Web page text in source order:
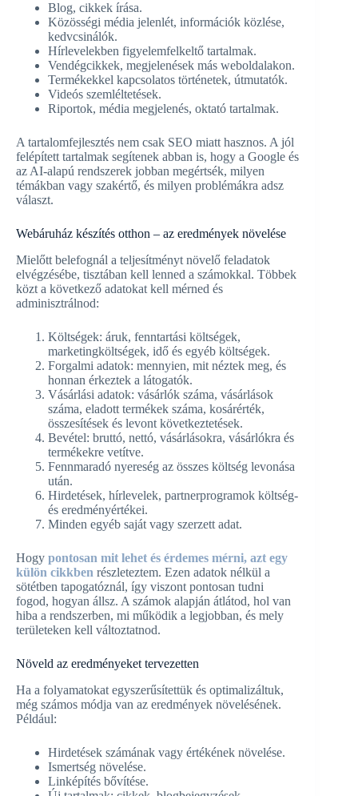
Blog, cikkek írása.
Közösségi média jelenlét, információk közlése,
kedvcsinálók.
Hírlevelekben figyelemfelkeltő tartalmak.
Vendégcikkek, megjelenések más weboldalakon.
Termékekkel kapcsolatos történetek, útmutatók.
Videós szemléltetések.
Riportok, média megjelenés, oktató tartalmak.
A tartalomfejlesztés nem csak SEO miatt hasznos. A jól
felépített tartalmak segítenek abban is, hogy a Google és
az AI-alapú rendszerek jobban megértsék, milyen
témákban vagy szakértő, és milyen problémákra adsz
választ.
Webáruház készítés otthon – az eredmények növelése
Mielőtt belefognál a teljesítményt növelő feladatok
elvégzésébe, tisztában kell lenned a számokkal. Többek
közt a következő adatokat kell mérned és
adminisztrálnod:
Költségek: áruk, fenntartási költségek,
marketingköltségek, idő és egyéb költségek.
Forgalmi adatok: mennyien, mit néztek meg, és
honnan érkeztek a látogatók.
Vásárlási adatok: vásárlók száma, vásárlások
száma, eladott termékek száma, kosárérték,
összesítések és levont következtetések.
Bevétel: bruttó, nettó, vásárlásokra, vásárlókra és
termékekre vetítve.
Fennmaradó nyereség az összes költség levonása
után.
Hirdetések, hírlevelek, partnerprogramok költség-
és eredményértékei.
Minden egyéb saját vagy szerzett adat.
Hogy pontosan mit lehet és érdemes mérni, azt egy
külön cikkben részleteztem. Ezen adatok nélkül a
sötétben tapogatóznál, így viszont pontosan tudni
fogod, hogyan állsz. A számok alapján átlátod, hol van
hiba a rendszerben, mi működik a legjobban, és mely
területeken kell változtatnod.
Növeld az eredményeket tervezetten
Ha a folyamatokat egyszerűsítettük és optimalizáltuk,
még számos módja van az eredmények növelésének.
Például:
Hirdetések számának vagy értékének növelése.
Ismertség növelése.
Linképítés bővítése.